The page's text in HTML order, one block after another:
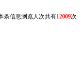
条信息浏览人次共有12009次